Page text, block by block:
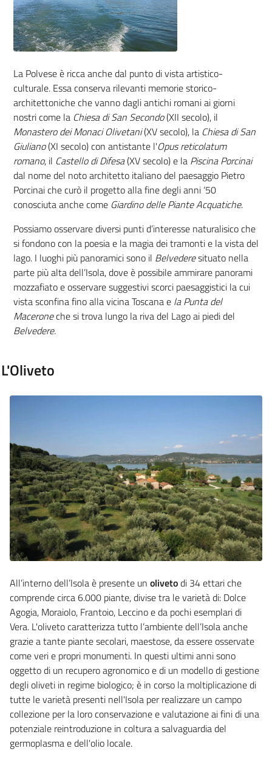
La Polvese è ricca anche dal punto di vista artistico-
culturale. Essa conserva rilevanti memorie storico-
architettoniche che vannodagli antichi romani ai giorni
nostricome la Chiesa di San Secondo(XII secolo), il
Monastero dei Monaci Olivetani(XV secolo), la Chiesa di San
Giuliano(XI secolo) con antistante l'Opus reticolatum
romano, il Castello di Difesa(XV secolo) e la Piscina Porcinai
dal nome del noto architetto italiano del paesaggio Pietro
Porcinai che curò il progettoalla fine degli anni ‘50
conosciuta anche come Giardino delle Piante Acquatiche.
Possiamo osservare diversi punti d’interesse naturalisico che
si fondono con la poesia e la magia dei tramonti e la vista del
lago. I luoghi più panoramici sono il Belvederesituato nella
parte più alta dell’Isola, dove è possibile ammirare panorami
mozzafiato e osservare suggestivi scorci paesaggistici la cui
vista sconfina fino alla vicina Toscana e laPunta del
Maceroneche si trova lungo la riva del Lago ai piedi del
Belvedere.
L'Oliveto
All’interno dell’Isola è presente un olivetodi 34 ettari che
comprende circa 6.000 piante, divise tra le varietà di: Dolce
Agogia, Moraiolo, Frantoio, Leccinoe da pochi esemplari di
Vera. L'olivetocaratterizza tutto l’ambiente dell’Isola anche
grazie a tante piante secolari, maestose, da essere osservate
come veri e propri monumenti. In questi ultimi anni sono
oggetto di un recupero agronomico e di un modello di gestione
degli oliveti in regime biologico; è in corso la moltiplicazione di
tutte le varietà presenti nell'Isola per realizzare un campo
collezione per la loro conservazione e valutazione ai fini di una
potenziale reintroduzione in coltura a salvaguardia del
germoplasma e dell'olio locale.